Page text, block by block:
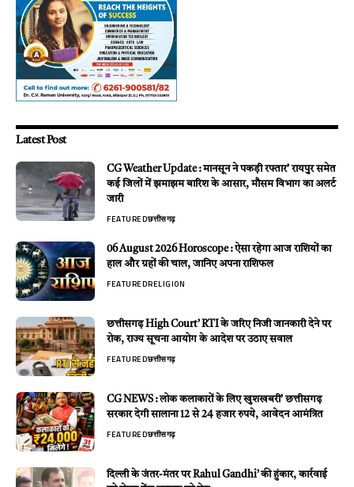
Latest Post
CG Weather Update : मानसून ने पकड़ी रफ्तार’ रायपुर समेत
कई जिलों में झमाझम बारिश के आसार, मौसम विभाग का अलर्ट
जारी
FEATUREDछत्तीसगढ़
06 August 2026 Horoscope : ऐसा रहेगा आज राशियों का
हाल और ग्रहों की चाल, जानिए अपना राशिफल
FEATUREDRELIGION
छत्तीसगढ़ High Court’ RTI के जरिए निजी जानकारी देने पर
रोक, राज्य सूचना आयोग के आदेश पर उठाए सवाल
FEATUREDछत्तीसगढ़
CG NEWS : लोक कलाकारों के लिए खुशखबरी’ छत्तीसगढ़
सरकार देगी सालाना 12 से 24 हजार रुपये, आवेदन आमंत्रित
FEATUREDछत्तीसगढ़
दिल्ली के जंतर-मंतर पर Rahul Gandhi’ की हुंकार, कार्रवाई